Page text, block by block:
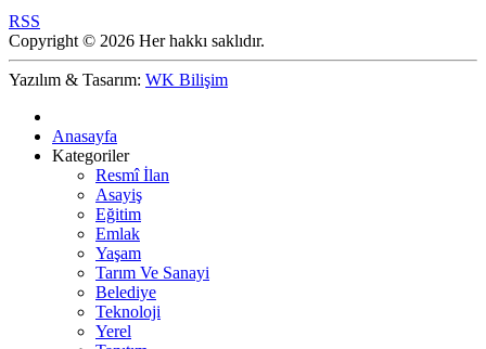
RSS
Copyright © 2026 Her hakkı saklıdır.
Yazılım & Tasarım: WK Bilişim
Anasayfa
Kategoriler
Resmî İlan
Asayiş
Eğitim
Emlak
Yaşam
Tarım Ve Sanayi
Belediye
Teknoloji
Yerel